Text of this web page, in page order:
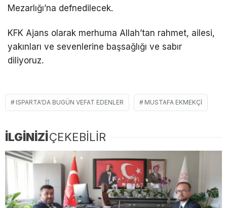
Mezarlığı’na defnedilecek.
KFK Ajans olarak merhuma Allah’tan rahmet, ailesi,
yakınları ve sevenlerine başsağlığı ve sabır
diliyoruz.
ISPARTA'DA BUGÜN VEFAT EDENLER MUSTAFA EKMEKÇI
İLGİNİZİÇEKEBİLİR